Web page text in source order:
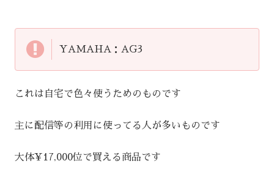
YAMAHA：AG3
これは自宅で色々使うためのものです
主に配信等の利用に使ってる人が多いものです
大体¥17,000位で買える商品です